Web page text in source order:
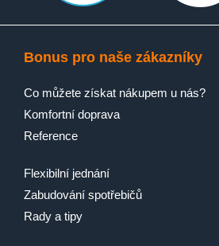
Bonus pro naše zákazníky
Co můžete získat nákupem u nás?
Komfortní doprava
Reference
Flexibilní jednání
Zabudování spotřebičů
Rady a tipy